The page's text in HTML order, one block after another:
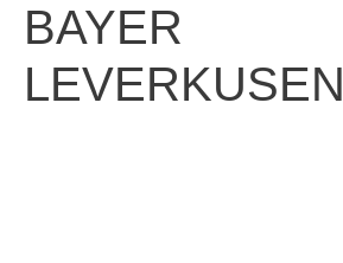
BAYER
LEVERKUSEN